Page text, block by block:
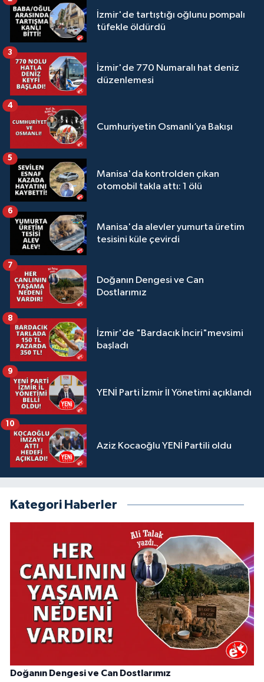
İzmir'de tartıştığı oğlunu pompalı
tüfekle öldürdü
İzmir'de 770 Numaralı hat deniz
düzenlemesi
3
Cumhuriyetin Osmanlı’ya Bakışı
4
Manisa'da kontrolden çıkan
otomobil takla attı: 1 ölü
5
Manisa'da alevler yumurta üretim
tesisini küle çevirdi
6
Doğanın Dengesi ve Can
Dostlarımız
7
İzmir'de "Bardacık İnciri"mevsimi
başladı
8
YENİ Parti İzmir İl Yönetimi açıklandı
9
Aziz Kocaoğlu YENİ Partili oldu
10
Kategori Haberler
Doğanın Dengesi ve Can Dostlarımız